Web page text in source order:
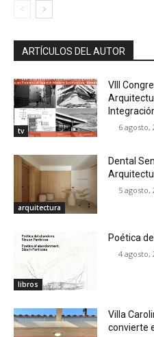
ARTÍCULOS DEL AUTOR
tv
VIII
6 agosto,
arquitectura
Dental
5 agosto,
libros
Poética
4 agosto,
Villa
convierte